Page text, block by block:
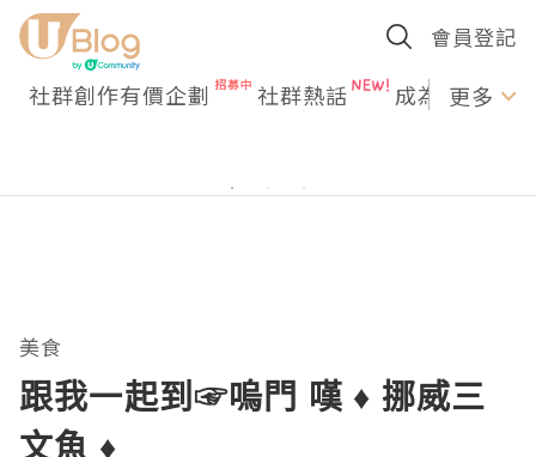
會員登記
社群創作有價企劃 社群熱話 成為U更多
美食
跟我一起到☞嗚門 嘆 ♦ 挪威三
文魚 ♦